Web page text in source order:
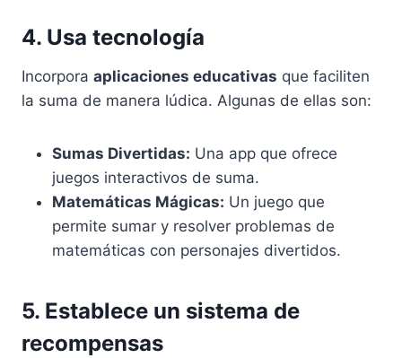
4. Usa tecnología
Incorpora aplicaciones educativas que faciliten
la suma de manera lúdica. Algunas de ellas son:
Sumas Divertidas: Una app que ofrece
juegos interactivos de suma.
Matemáticas Mágicas: Un juego que
permite sumar y resolver problemas de
matemáticas con personajes divertidos.
5. Establece un sistema de
recompensas